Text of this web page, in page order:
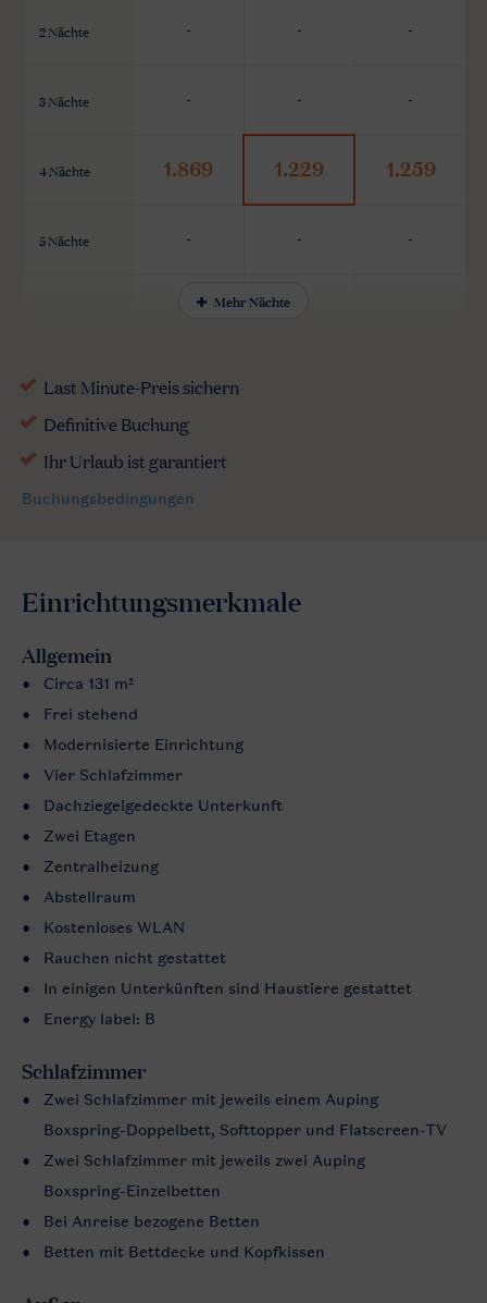
Mehr Nächte
2 Nächte - - -
3 Nächte - - -
4 Nächte 1.869 1.229 1.259
5 Nächte - - -
Einrichtungsmerkmale
Allgemein
Circa 131 m²
Frei stehend
Modernisierte Einrichtung
Vier Schlafzimmer
Dachziegelgedeckte Unterkunft
Zwei Etagen
Zentralheizung
Abstellraum
Kostenloses WLAN
Rauchen nicht gestattet
In einigen Unterkünften sind Haustiere gestattet
Energy label: B
Schlafzimmer
Zwei Schlafzimmer mit jeweils einem Auping
Boxspring-Doppelbett, Softtopper und Flatscreen-TV
Zwei Schlafzimmer mit jeweils zwei Auping
Boxspring-Einzelbetten
Bei Anreise bezogene Betten
Betten mit Bettdecke und Kopfkissen